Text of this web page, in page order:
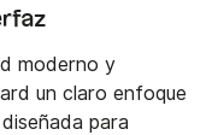
moderno y
un claro enfoque
para